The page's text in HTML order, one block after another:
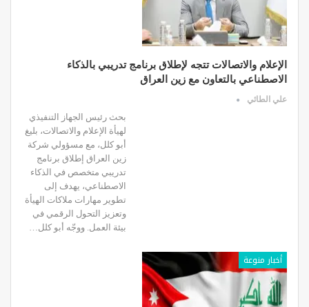
الإعلام والاتصالات تتجه لإطلاق برنامج تدريبي بالذكاء
الاصطناعي بالتعاون مع زين العراق
علي الطائي
بحث رئيس الجهاز التنفيذي
لهيأة الإعلام والاتصالات، بليغ
أبو كلل، مع مسؤولي شركة
زين العراق إطلاق برنامج
تدريبي متخصص في الذكاء
الاصطناعي، يهدف إلى
تطوير مهارات ملاكات الهيأة
وتعزيز التحول الرقمي في
بيئة العمل. ووجّه أبو كلل…
أخبار منوعة